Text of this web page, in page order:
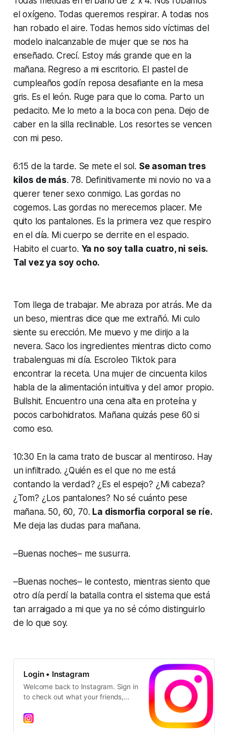
el oxígeno. Todas queremos respirar. A todas nos
han robado el aire. Todas hemos sido víctimas del
modelo inalcanzable de mujer que se nos ha
enseñado. Crecí. Estoy más grande que en la
mañana. Regreso a mi escritorio. El pastel de
cumpleaños godín reposa desafiante en la mesa
gris. Es el león. Ruge para que lo coma. Parto un
pedacito. Me lo meto a la boca con pena. Dejo de
caber en la silla reclinable. Los resortes se vencen
con mi peso.
6:15 de la tarde. Se mete el sol. Se asoman tres
kilos de más. 78. Definitivamente mi novio no va a
querer tener sexo conmigo. Las gordas no
cogemos. Las gordas no merecemos placer. Me
quito los pantalones. Es la primera vez que respiro
en el día. Mi cuerpo se derrite en el espacio.
Habito el cuarto. Ya no soy talla cuatro, ni seis.
Tal vez ya soy ocho.
Tom llega de trabajar. Me abraza por atrás. Me da
un beso, mientras dice que me extrañó. Mi culo
siente su erección. Me muevo y me dirijo a la
nevera. Saco los ingredientes mientras dicto como
trabalenguas mi día. Escroleo Tiktok para
encontrar la receta. Una mujer de cincuenta kilos
habla de la alimentación intuitiva y del amor propio.
Bullshit. Encuentro una cena alta en proteína y
pocos carbohidratos. Mañana quizás pese 60 si
como eso.
10:30 En la cama trato de buscar al mentiroso. Hay
un infiltrado. ¿Quién es el que no me está
contando la verdad? ¿Es el espejo? ¿Mi cabeza?
¿Tom? ¿Los pantalones? No sé cuánto pese
mañana. 50, 60, 70. La dismorfia corporal se ríe.
Me deja las dudas para mañana.
–Buenas noches– me susurra.
–Buenas noches– le contesto, mientras siento que
otro día perdí la batalla contra el sistema que está
tan arraigado a mi que ya no sé cómo distinguirlo
de lo que soy.
Login • Instagram
Welcome back to Instagram. Sign in
to check out what your friends,
capturing & sharing around the